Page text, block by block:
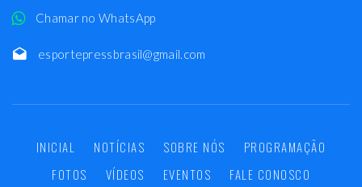
Chamar no WhatsApp
esportepressbrasil@gmail.com
INICIAL NOTÍCIAS SOBRE NÓS
PROGRAMAÇÃO
FOTOS
VÍDEOS EVENTOS FALE CONOSCO